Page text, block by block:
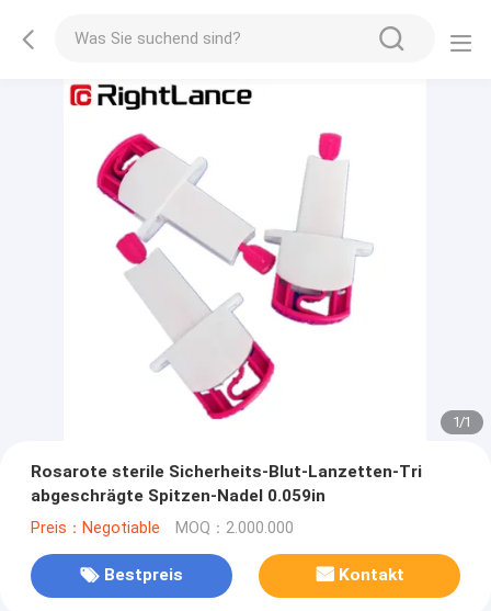
1/1
Rosarote sterile Sicherheits-Blut-Lanzetten-Tri
abgeschrägte Spitzen-Nadel 0.059in
Preis：Negotiable MOQ：2.000.000
Bestpreis Kontakt